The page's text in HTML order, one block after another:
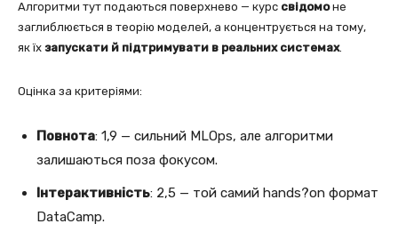
Алгоритми тут подаються поверхнево — курс свідомоне
заглиблюється в теорію моделей, а концентрується на тому,
як їх запускати й підтримувати в реальних системах.
Оцінка за критеріями:
Повнота: 1,9 — сильний MLOps, але алгоритми
залишаються поза фокусом.
Інтерактивність: 2,5 — той самий hands?on формат
DataCamp.